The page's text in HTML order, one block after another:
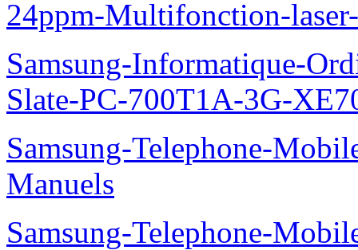
24ppm-Multifonction-
Samsung-Informatique-
Slate-PC-700T1A-3G-
Samsung-Telephone-
Manuels
Samsung-Telephone-